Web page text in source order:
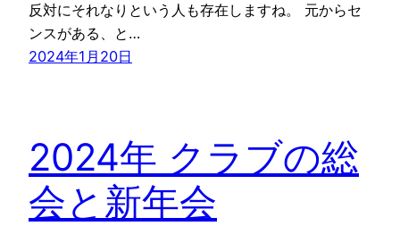
反対にそれなりという人も存在しますね。 元からセ
ンスがある、と…
2024年1月20日
2024年 クラブの総
会と新年会